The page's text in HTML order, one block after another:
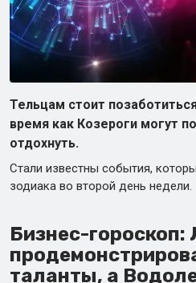
Тельцам стоит
время как Козероги могут
отдохнуть.
Стали известны события,
зодиака во второй день недели.
Бизнес-гороскоп:
таланты, а